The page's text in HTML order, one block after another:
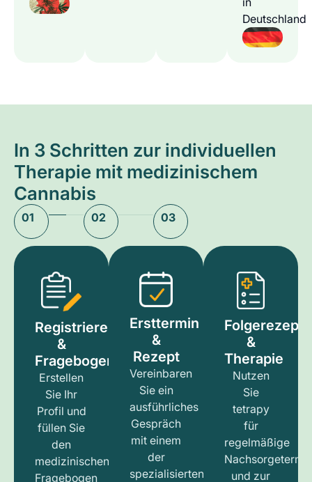
Deutschland
In 3 Schritten zur individuellen
Therapie mit medizinischem
Cannabis
01 02 03
Registrieren
&
Fragebogen
Erstellen
Sie Ihr
Profil und
füllen Sie
den
medizinischen
Fragebogen
Ersttermin
&
Rezept
Vereinbaren
Sie ein
ausführliches
Gespräch
mit einem
der
spezialisierten
Folgerezept
&
Therapie
Nutzen
Sie
tetrapy
für
regelmäßige
und zur